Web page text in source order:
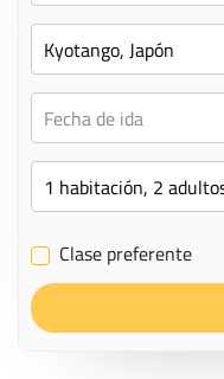
✔ Clase preferente